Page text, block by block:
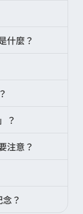
視為「賞罰
庇佑事業順
是她最「靈
意為以煙淨
枝、糌粑等
康與財運。
什麼？
。
易傳達
的物品；煙
溝通的橋
是週三清
紙幣，誠心
願，最為靈
？
的開光加持
，象徵聚財
被視為能守
注意？
針方向；進
持安靜與尊
靈驗；若想
最純粹的香
？